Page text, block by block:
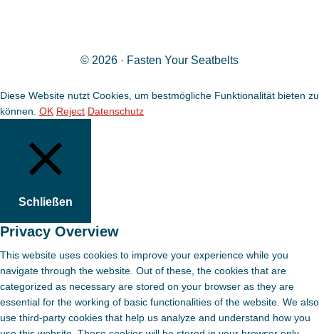
© 2026 · Fasten Your Seatbelts
Diese Website nutzt Cookies, um bestmögliche Funktionalität bieten zu
können. OK Reject Datenschutz
Schließen
Privacy Overview
This website uses cookies to improve your experience while you
navigate through the website. Out of these, the cookies that are
categorized as necessary are stored on your browser as they are
essential for the working of basic functionalities of the website. We also
use third-party cookies that help us analyze and understand how you